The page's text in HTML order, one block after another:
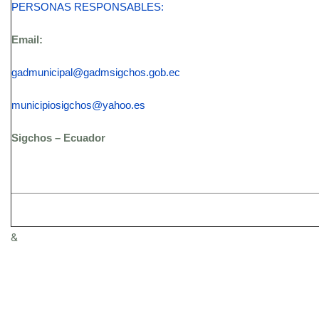
PERSONAS RESPONSABLES:
Email:
gadmunicipal@gadmsigchos.gob.ec
municipiosigchos@yahoo.es
Sigchos – Ecuador
&